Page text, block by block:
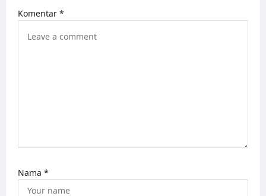
a
Komentar *
Nama *